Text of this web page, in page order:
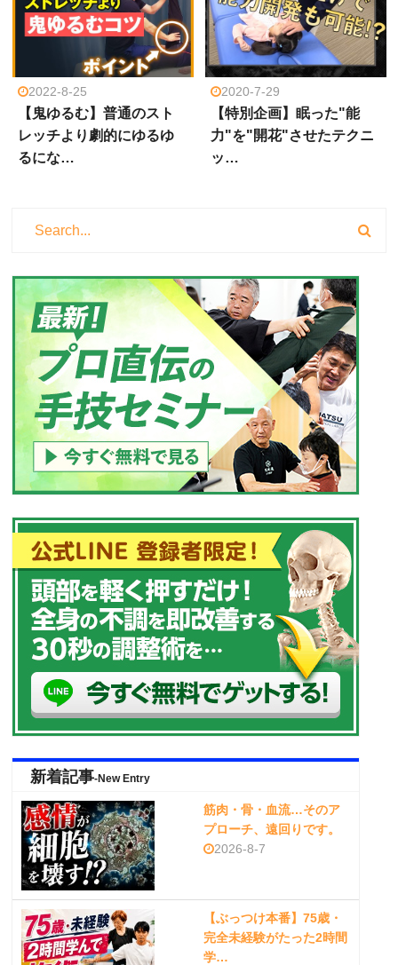
2022-8-25
【鬼ゆるむ】普通のスト
レッチより劇的にゆるゆ
るにな…
2020-7-29
【特別企画】眠った"能
力"を"開花"させたテクニ
ッ…
新着記事-New Entry
筋肉・骨・血流…そのア
プローチ、遠回りです。
2026-8-7
【ぶっつけ本番】75歳・
完全未経験がたった2時間
学…